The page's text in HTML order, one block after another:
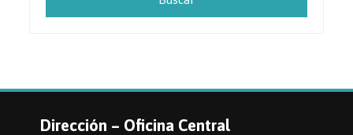
Dirección – Oficina Central